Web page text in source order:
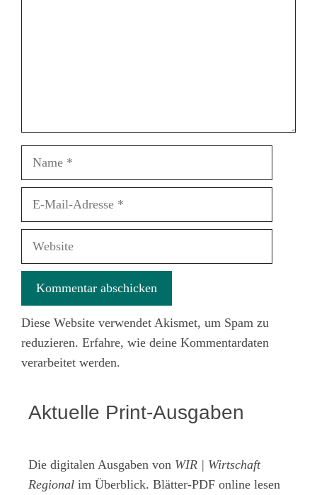
Name
Website
Diese Website verwendet Akismet, um Spam zu
reduzieren. Erfahre, wie deine Kommentardaten
verarbeitet werden.
Aktuelle Print-Ausgaben
Die digitalen Ausgaben von WIR | Wirtschaft
Regional im Überblick. Blätter-PDF online lesen